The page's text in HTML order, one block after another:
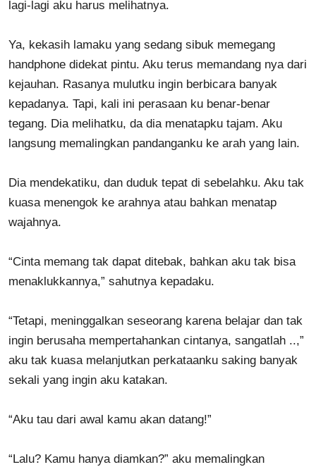
lagi-lagi aku harus melihatnya.
Ya, kekasih lamaku yang sedang sibuk memegang
handphone didekat pintu. Aku terus memandang nya dari
kejauhan. Rasanya mulutku ingin berbicara banyak
kepadanya. Tapi, kali ini perasaan ku benar-benar
tegang. Dia melihatku, da dia menatapku tajam. Aku
langsung memalingkan pandanganku ke arah yang lain.
Dia mendekatiku, dan duduk tepat di sebelahku. Aku tak
kuasa menengok ke arahnya atau bahkan menatap
wajahnya.
“Cinta memang tak dapat ditebak, bahkan aku tak bisa
menaklukkannya,” sahutnya kepadaku.
“Tetapi, meninggalkan seseorang karena belajar dan tak
ingin berusaha mempertahankan cintanya, sangatlah ..,”
aku tak kuasa melanjutkan perkataanku saking banyak
sekali yang ingin aku katakan.
“Aku tau dari awal kamu akan datang!”
“Lalu? Kamu hanya diamkan?” aku memalingkan